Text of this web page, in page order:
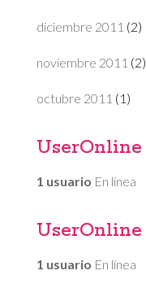
diciembre 2011 (2)
noviembre 2011 (2)
octubre 2011 (1)
UserOnline
1 usuario En línea
UserOnline
1 usuario En línea